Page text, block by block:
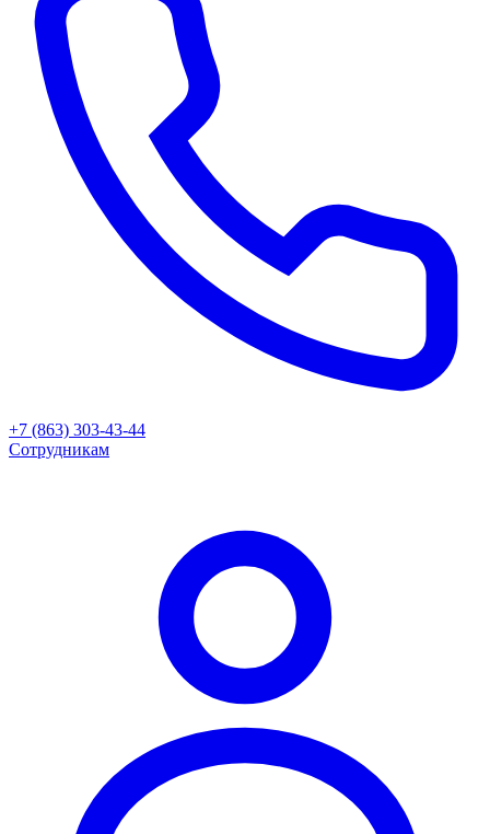
+7 (863) 303-43-44
Сотрудникам